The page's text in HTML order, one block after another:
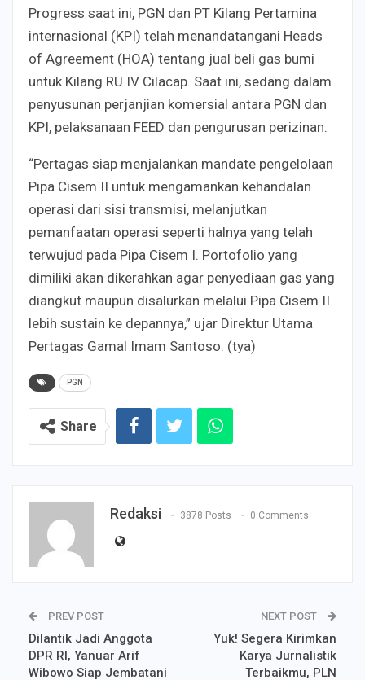
Progress saat ini, PGN dan PT Kilang Pertamina
internasional (KPI) telah menandatangani Heads
of Agreement (HOA) tentang jual beli gas bumi
untuk Kilang RU IV Cilacap. Saat ini, sedang dalam
penyusunan perjanjian komersial antara PGN dan
KPI, pelaksanaan FEED dan pengurusan perizinan.
“Pertagas siap menjalankan mandate pengelolaan
Pipa Cisem II untuk mengamankan kehandalan
operasi dari sisi transmisi, melanjutkan
pemanfaatan operasi seperti halnya yang telah
terwujud pada Pipa Cisem I. Portofolio yang
dimiliki akan dikerahkan agar penyediaan gas yang
diangkut maupun disalurkan melalui Pipa Cisem II
lebih sustain ke depannya,” ujar Direktur Utama
Pertagas Gamal Imam Santoso. (tya)
PGN
Share
Redaksi 3878 Posts 0 Comments
PREV POST
Dilantik Jadi Anggota
DPR RI, Yanuar Arif
Wibowo Siap Jembatani
NEXT POST
Yuk! Segera Kirimkan
Karya Jurnalistik
Terbaikmu, PLN